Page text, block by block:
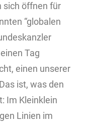
sich öffnen für
“globalen
Tag
einen unserer
ist, was den
Im Kleinklein
Linien im